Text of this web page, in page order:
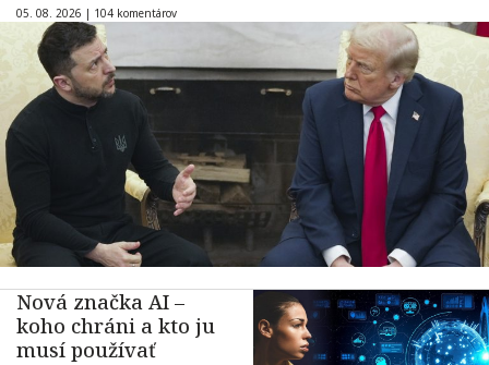
05. 08. 2026 | 104 komentárov
Nová značka AI –
koho chráni a kto ju
musí používať